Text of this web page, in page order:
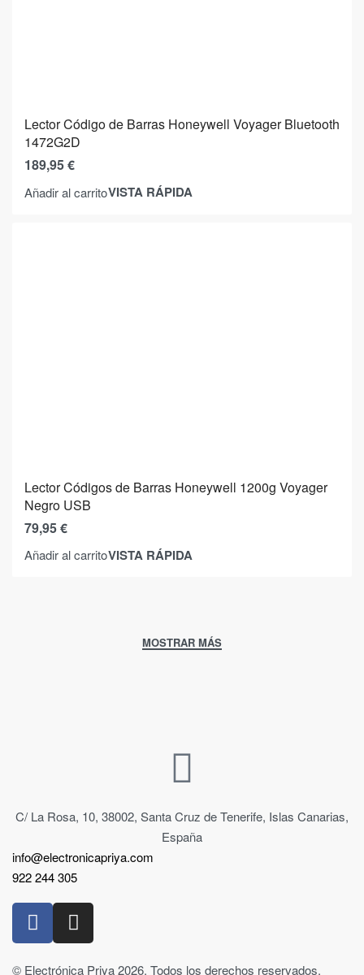
Lector Código de Barras Honeywell Voyager Bluetooth
1472G2D
189,95€
Añadir al carritoVISTA RÁPIDA
Lector Códigos de Barras Honeywell 1200g Voyager
Negro USB
79,95€
Añadir al carritoVISTA RÁPIDA
C/ La Rosa, 10, 38002, Santa Cruz de Tenerife, Islas Canarias,
España
info@electronicapriya.com
922 244 305
© Electrónica Priya 2026. Todos los derechos reservados.